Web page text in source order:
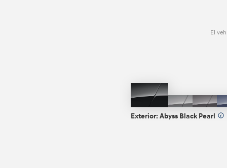
El
Abyss
Black
Pearl
Cyber
Gray
Gray
Exterior: Abyss Black Pearl